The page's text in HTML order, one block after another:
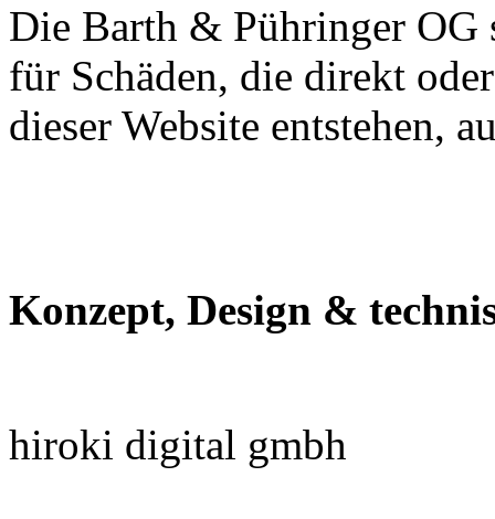
Die Barth & Pühringer OG
für Schäden, die direkt
dieser Website entstehen,
Konzept, Design &
hiroki digital gmbh